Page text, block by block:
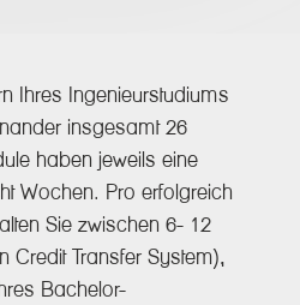
Ihres Ingenieurstudiums
insgesamt 26
haben jeweils eine
Wochen. Pro erfolgreich
Sie zwischen 6- 12
Credit Transfer System),
Bachelor-